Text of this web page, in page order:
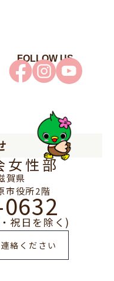
FOLLOW US
女性部
賀県
市役所2階
祝日を除く)
絡ください